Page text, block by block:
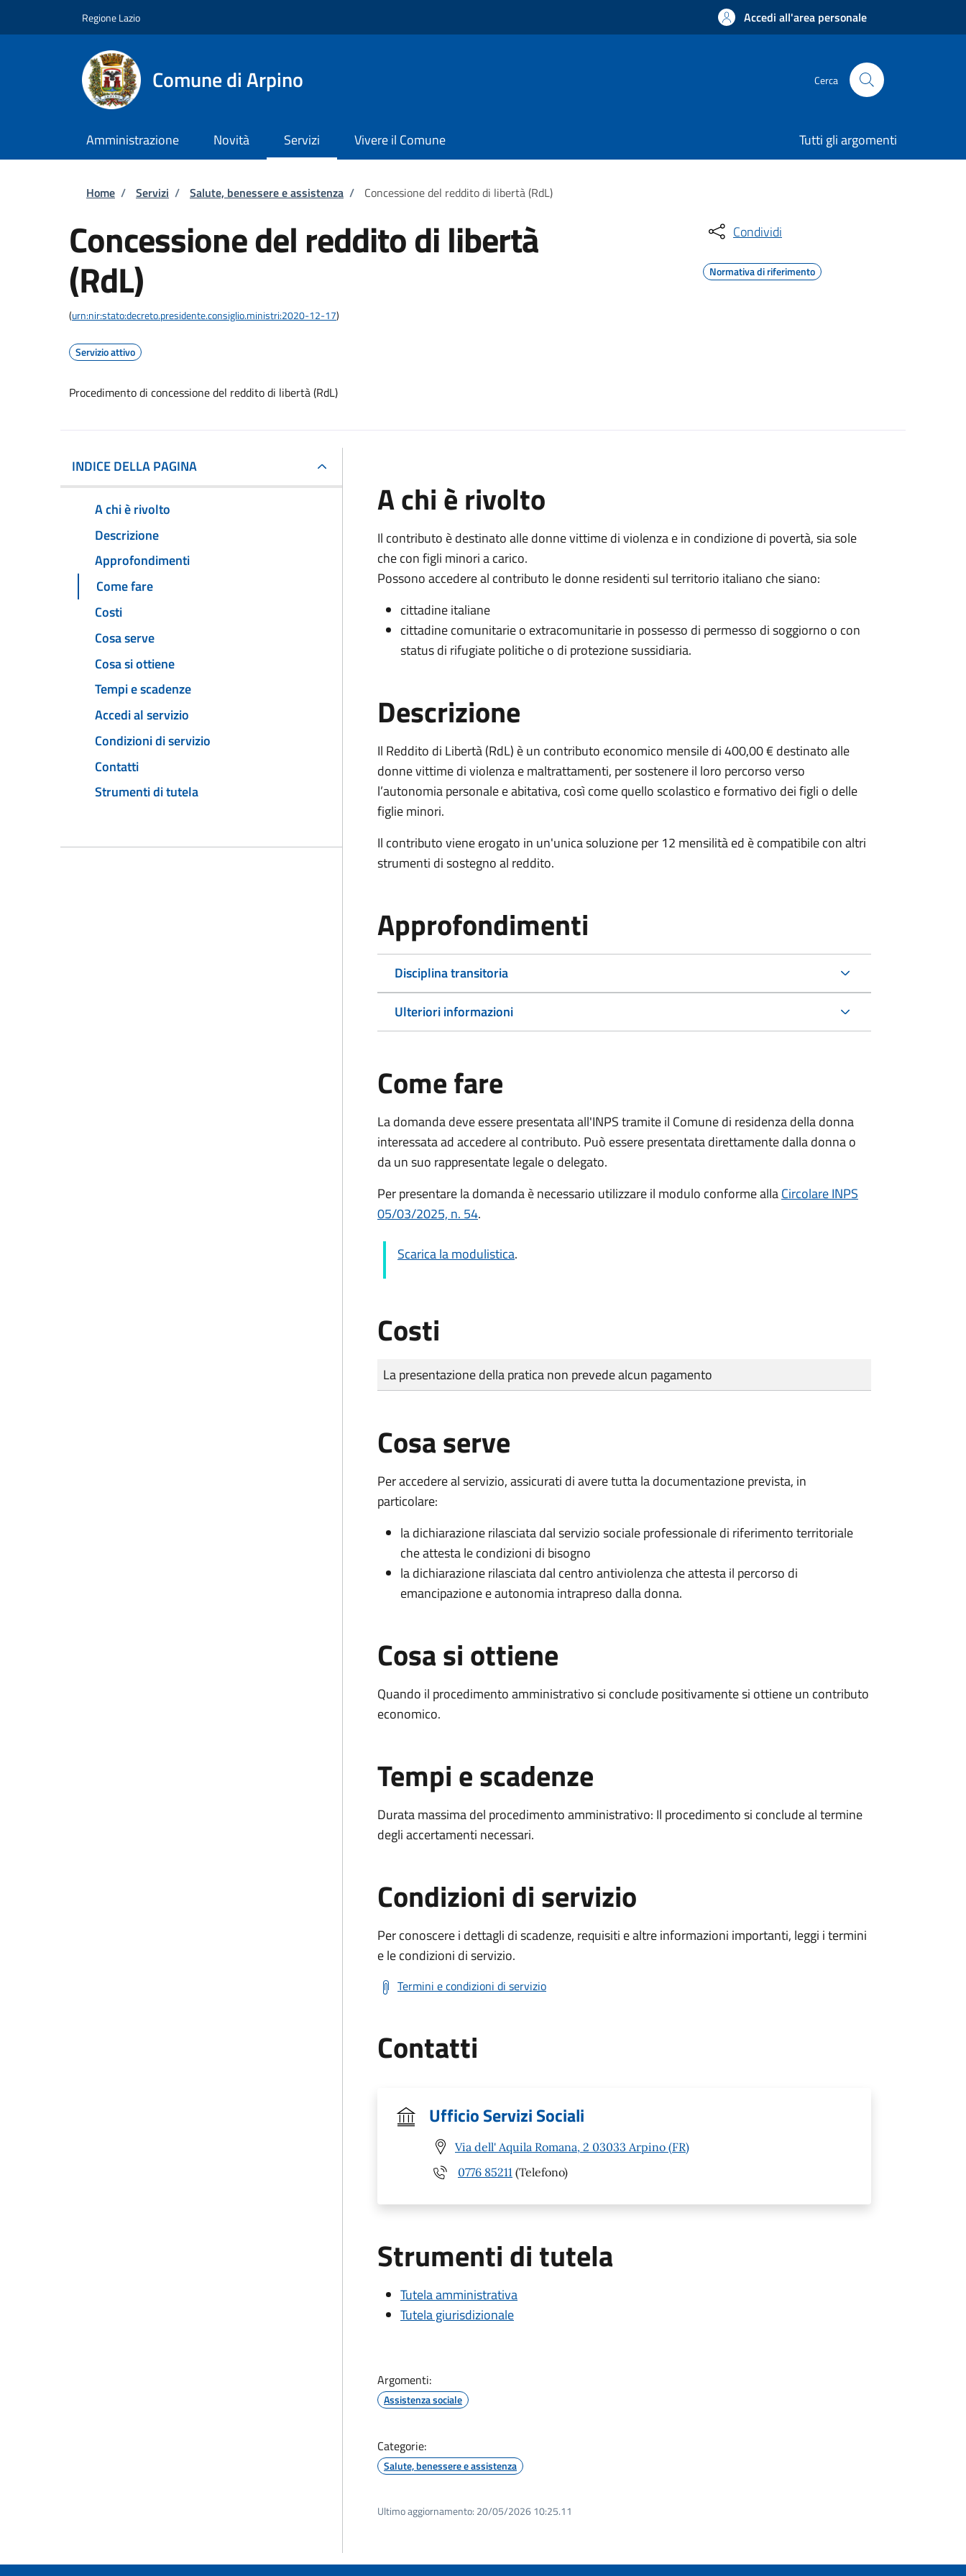
Regione Lazio Accedi all'area personale
Comune di Arpino Cerca
Amministrazione Novità Servizi Vivere il Comune Tutti gli argomenti
Briciole di pane
Home / Servizi / Salute, benessere e assistenza / Concessione del reddito di libertà (RdL)
Concessione del reddito di libertà
(RdL)
(urn:nir:stato:decreto.presidente.consiglio.ministri:2020-12-17)
Servizio attivo
Procedimento di concessione del reddito di libertà (RdL)
Condividi
Normativa di riferimento
INDICE DELLA PAGINA
A chi è rivolto
Descrizione
Approfondimenti
Come fare
Costi
Cosa serve
Cosa si ottiene
Tempi e scadenze
Accedi al servizio
Condizioni di servizio
Contatti
Strumenti di tutela
A chi è rivolto
Il contributo è destinato alle donne vittime di violenza e in condizione di povertà, sia sole
che con figli minori a carico.
Possono accedere al contributo le donne residenti sul territorio italiano che siano:
cittadine italiane
cittadine comunitarie o extracomunitarie in possesso di permesso di soggiorno o con
status di rifugiate politiche o di protezione sussidiaria.
Descrizione
Il Reddito di Libertà (RdL) è un contributo economico mensile di 400,00 € destinato alle
donne vittime di violenza e maltrattamenti, per sostenere il loro percorso verso
l’autonomia personale e abitativa, così come quello scolastico e formativo dei figli o delle
figlie minori.
Il contributo viene erogato in un'unica soluzione per 12 mensilità ed è compatibile con altri
strumenti di sostegno al reddito.
Approfondimenti
Disciplina transitoria
Ulteriori informazioni
Come fare
La domanda deve essere presentata all'INPS tramite il Comune di residenza della donna
interessata ad accedere al contributo. Può essere presentata direttamente dalla donna o
da un suo rappresentate legale o delegato.
Per presentare la domanda è necessario utilizzare il modulo conforme allaCircolare INPS
05/03/2025, n. 54.
Scarica la modulistica.
Costi
Tipo di pagamento
Importo
La presentazione della pratica non prevede alcun pagamento
Cosa serve
Per accedere al servizio, assicurati di avere tutta la documentazione prevista, in
particolare:
la dichiarazione rilasciata dal servizio sociale professionale di riferimento territoriale
che attesta le condizioni di bisogno
la dichiarazione rilasciata dal centro antiviolenza che attesta il percorso di
emancipazione e autonomia intrapreso dalla donna.
Cosa si ottiene
Quando il procedimento amministrativo si conclude positivamente si ottiene un contributo
economico.
Tempi e scadenze
Durata massima del procedimento amministrativo: Il procedimento si conclude al termine
degli accertamenti necessari.
Condizioni di servizio
Per conoscere i dettagli di scadenze, requisiti e altre informazioni importanti, leggi i termini
e le condizioni di servizio.
Termini e condizioni di servizio
Contatti
Ufficio Servizi Sociali
Via dell' Aquila Romana, 2 03033 Arpino (FR)
0776 85211 (Telefono)
Strumenti di tutela
Tutela amministrativa
Tutela giurisdizionale
Argomenti:
Assistenza sociale
Categorie:
Salute, benessere e assistenza
Ultimo aggiornamento: 20/05/2026 10:25.11